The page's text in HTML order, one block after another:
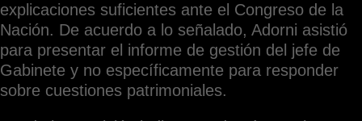
explicaciones suficientes ante el Congreso de la
Nación. De acuerdo a lo señalado, Adorni asistió
para presentar el informe de gestión del jefe de
Gabinete y no específicamente para responder
sobre cuestiones patrimoniales.